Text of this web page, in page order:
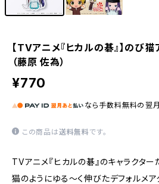
【TVアニメ『ヒカルの碁』】のび
（藤原 佐為）
¥770
なら 手数料無料の 翌
この商品は送料無料です。
TVアニメ『ヒカルの碁』のキャラクター
猫のようにゆる〜く伸びたデフォルメア